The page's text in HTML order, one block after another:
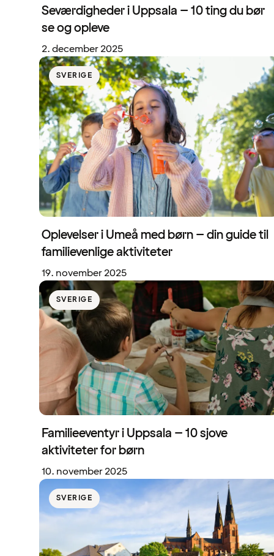
Seværdigheder i Uppsala – 10 ting du bør
se og opleve
2. december 2025
SVERIGE
Oplevelser i Umeå med børn – din guide til
familievenlige aktiviteter
19. november 2025
SVERIGE
Familieeventyr i Uppsala – 10 sjove
aktiviteter for børn
10. november 2025
SVERIGE